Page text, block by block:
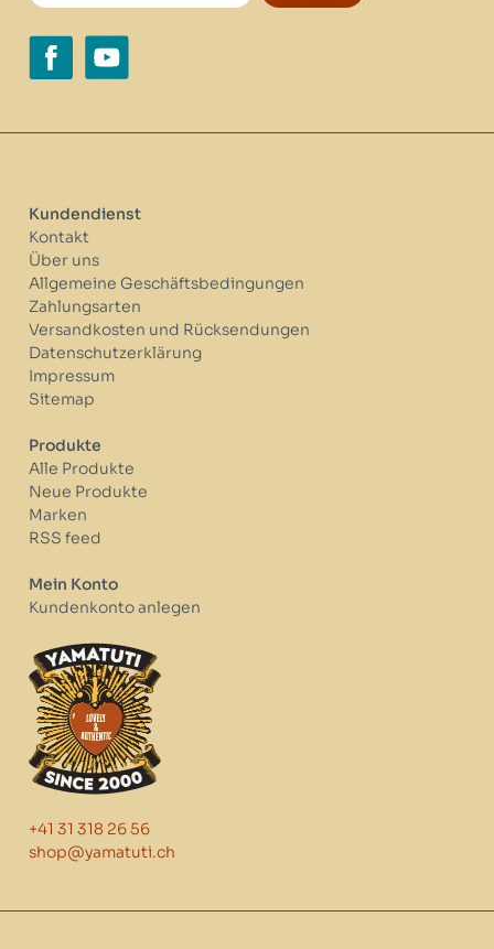
Kundendienst
Kontakt
Über uns
Allgemeine Geschäftsbedingungen
Zahlungsarten
Versandkosten und Rücksendungen
Datenschutzerklärung
Impressum
Sitemap
Produkte
Alle Produkte
Neue Produkte
Marken
RSS feed
Mein Konto
Kundenkonto anlegen
+41 31 318 26 56
shop@yamatuti.ch